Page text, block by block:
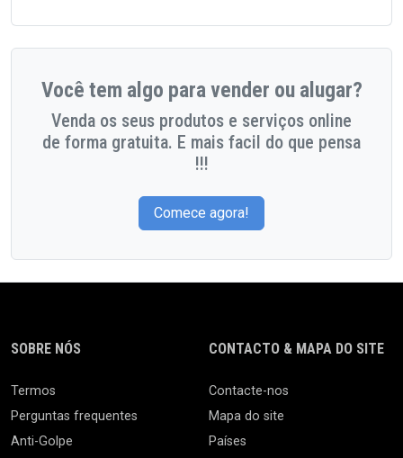
Você tem algo para vender ou alugar?
Venda os seus produtos e serviços online
de forma gratuita. E mais facil do que pensa
!!!
Comece agora!
SOBRE NÓS
Termos
Perguntas frequentes
Anti-Golpe
CONTACTO & MAPA DO SITE
Contacte-nos
Mapa do site
Países